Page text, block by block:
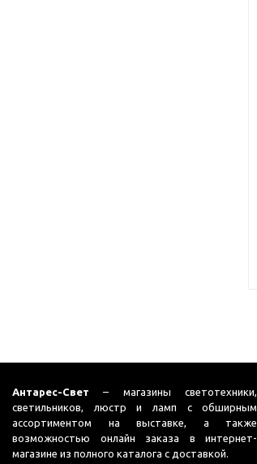
Антарес-Свет – магазины светотехники,
светильников, люстр и ламп с обширным
ассортиментом на выставке, а также
возможностью онлайн заказа в интернет-
магазине из полного каталога с доставкой.